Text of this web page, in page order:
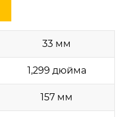
33 мм
1,299 дюйма
157 мм